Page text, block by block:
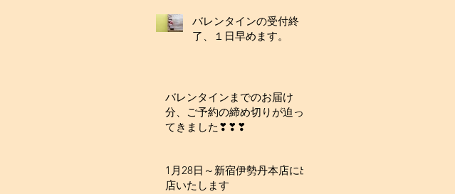
バレンタインの受付終
了、１日早めます。
バレンタインまでのお届け
分、ご予約の締め切りが迫っ
てきました❣❣❣
1月28日～新宿伊勢丹本店に出
店いたします